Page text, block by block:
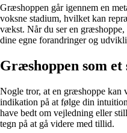
Græshoppen går igennem en
voksne stadium, hvilket kan
vækst. Når du ser en
dine egne forandringer og
Græshoppen som
Nogle tror, at en græshoppe kan
indikation på at følge din
have bedt om vejledning eller
tegn på at gå videre med tillid.